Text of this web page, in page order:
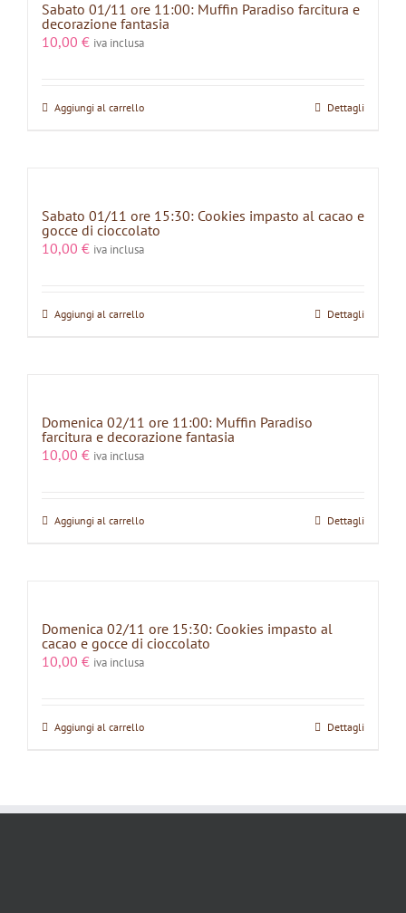
Sabato 01/11 ore 11:00: Muffin Paradiso farcitura e
decorazione fantasia
10,00 € iva inclusa
Aggiungi al carrello Dettagli
Sabato 01/11 ore 15:30: Cookies impasto al cacao e
gocce di cioccolato
10,00 € iva inclusa
Aggiungi al carrello Dettagli
Domenica 02/11 ore 11:00: Muffin Paradiso
farcitura e decorazione fantasia
10,00 € iva inclusa
Aggiungi al carrello Dettagli
Domenica 02/11 ore 15:30: Cookies impasto al
cacao e gocce di cioccolato
10,00 € iva inclusa
Aggiungi al carrello Dettagli